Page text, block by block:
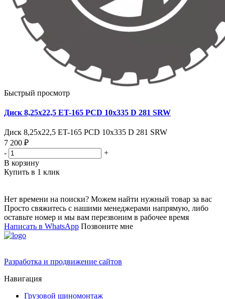
Быстрый просмотр
Диск 8,25х22,5 ET-165 PCD 10x335 D 281 SRW
Диск 8,25х22,5 ET-165 PCD 10x335 D 281 SRW
7 200 ₽
-
+
В корзину
Купить в 1 клик
Нет времени на поиски? Можем найти нужный товар за вас
Просто свяжитесь с нашими менеджерами напрямую, либо
оставьте номер и мы вам перезвоним в рабочее время
Написать в WhatsApp Позвоните мне
Разработка и продвижение сайтов
Навигация
Грузовой шиномонтаж